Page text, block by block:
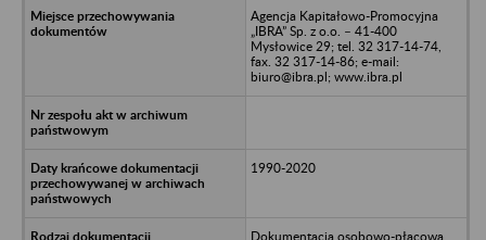
Agencja Kapitałowo-Promocyjna
„IBRA” Sp. z o.o. – 41-400
Mysłowice 29; tel. 32 317-14-74,
fax. 32 317-14-86; e-mail:
biuro@ibra.pl; www.ibra.pl
1990-2020
Dokumentacja osobowo-płacowa